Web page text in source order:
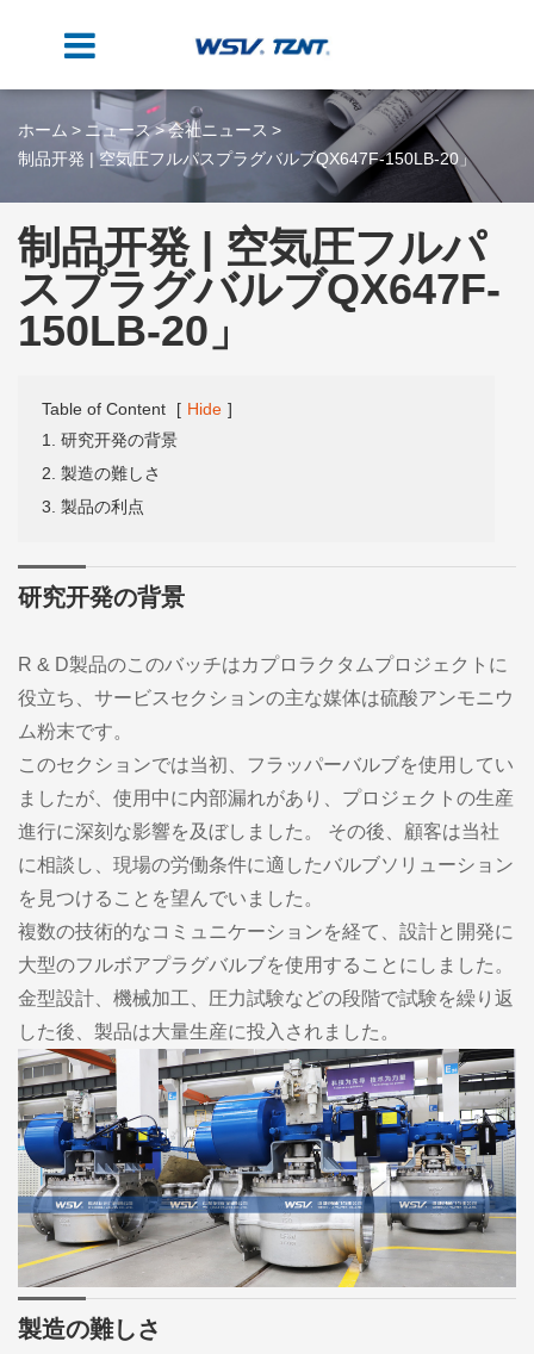
ホーム ニュース
会社ニュース
制品开発 | 空気圧フルパスプラグバルブQX647F-150LB-20」
制品开発 | 空気圧フルパ
スプラグバルブQX647F-
150LB-20」
Table of Content [ Hide ]
1. 研究开発の背景
2. 製造の難しさ
3. 製品の利点
研究开発の背景
R & D製品のこのバッチはカプロラクタムプロジェクトに
役立ち、サービスセクションの主な媒体は硫酸アンモニウ
ム粉末です。
このセクションでは当初、フラッパーバルブを使用してい
ましたが、使用中に内部漏れがあり、プロジェクトの生産
進行に深刻な影響を及ぼしました。 その後、顧客は当社
に相談し、現場の労働条件に適したバルブソリューション
を見つけることを望んでいました。
複数の技術的なコミュニケーションを経て、設計と開発に
大型のフルボアプラグバルブを使用することにしました。
金型設計、機械加工、圧力試験などの段階で試験を繰り返
した後、製品は大量生産に投入されました。
製造の難しさ